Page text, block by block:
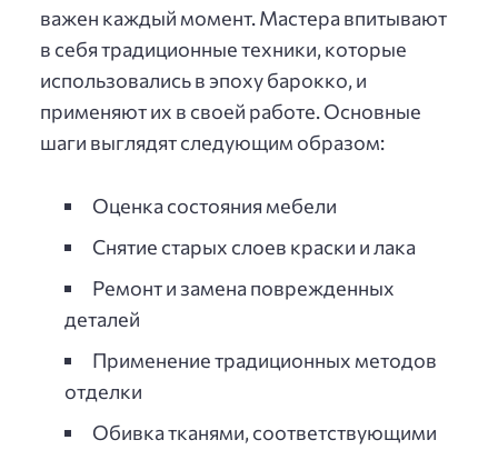
важен каждый момент. Мастера впитывают
в себя традиционные техники, которые
использовались в эпоху барокко, и
применяют их в своей работе. Основные
шаги выглядят следующим образом:
Оценка состояния мебели
Снятие старых слоев краски и лака
Ремонт и замена поврежденных
деталей
Применение традиционных методов
отделки
Обивка тканями, соответствующими